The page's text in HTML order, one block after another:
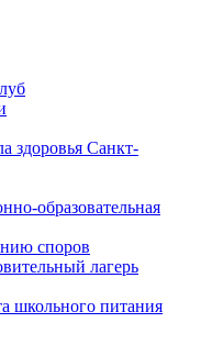
здоровья Санкт-
образовательная
споров
лагерь
школьного питания